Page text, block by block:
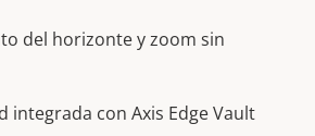
del horizonte y zoom sin
integrada con Axis Edge Vault